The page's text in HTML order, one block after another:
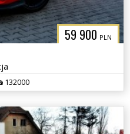
59 900 PLN
132000